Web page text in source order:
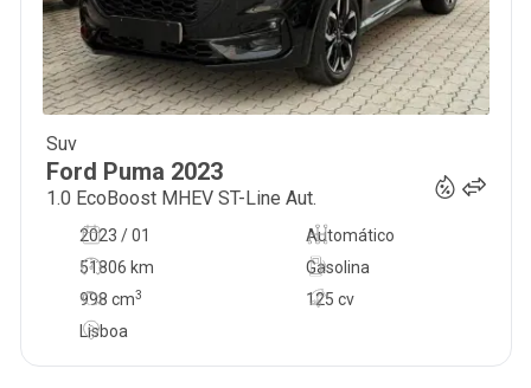
Suv
Ford Puma 2023
1.0 EcoBoost MHEV ST-Line Aut.
2023 / 01
Automático
51806 km
125 cv
Gasolina
998 cm3
Lisboa